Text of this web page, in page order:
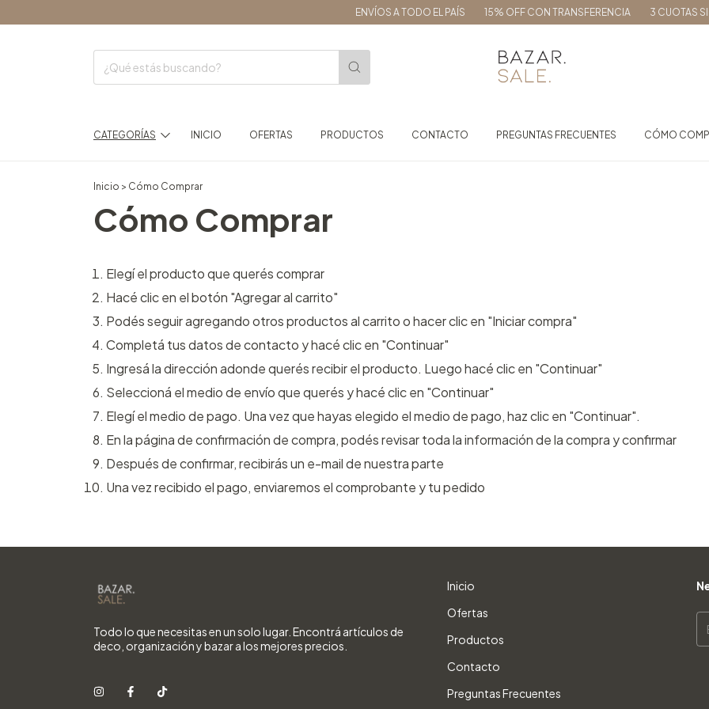
ENVÍOS A TODO EL PAÍS 15% OFF CON TRANSFERENCIA 3 CUOTAS SIN
CATEGORÍAS INICIO OFERTAS PRODUCTOS CONTACTO PREGUNTAS FRECUENTES CÓMO
Inicio > Cómo Comprar
Cómo Comprar
Elegí el producto que querés comprar
Hacé clic en el botón "Agregar al carrito"
Podés seguir agregando otros productos al carrito o hacer clic en "Iniciar compra"
Completá tus datos de contacto y hacé clic en "Continuar"
Ingresá la dirección adonde querés recibir el producto. Luego hacé clic en "Continuar"
Seleccioná el medio de envío que querés y hacé clic en "Continuar"
Elegí el medio de pago. Una vez que hayas elegido el medio de pago, haz clic en "Continuar".
En la página de confirmación de compra, podés revisar toda la información de la compra y confirmar
Después de confirmar, recibirás un e-mail de nuestra parte
Una vez recibido el pago, enviaremos el comprobante y tu pedido
Todo lo que necesitas en un solo lugar. Encontrá artículos de
deco, organización y bazar a los mejores precios.
Inicio
Ofertas
Productos
Contacto
Preguntas Frecuentes